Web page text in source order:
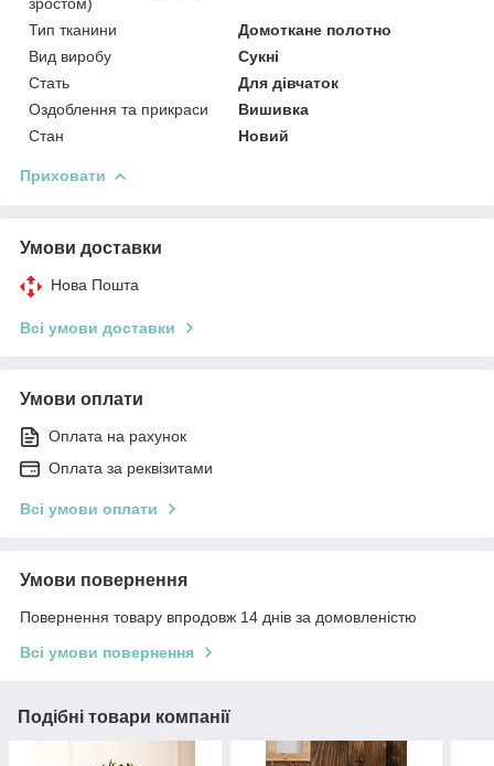
Тип тканини
Домоткане полотно
Вид виробу
Сукні
Стать
Для дівчаток
Оздоблення та прикраси
Вишивка
Стан
Новий
Приховати
Умови доставки
Нова Пошта
Всі умови доставки
Умови оплати
Оплата на рахунок
Оплата за реквізитами
Всі умови оплати
Умови повернення
Повернення товару впродовж 14 днів за домовленістю
Всі умови повернення
Подібні товари компанії